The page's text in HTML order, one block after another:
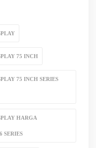
75 INCH
75 INCH SERIES
HARGA
SERIES